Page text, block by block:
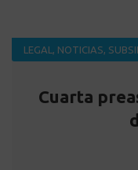
LEGAL NOTICIAS
Cuarta